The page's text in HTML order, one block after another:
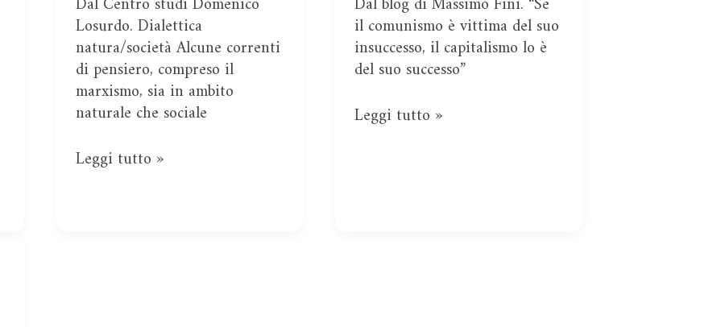
Losurdo. Dialettica
natura/società Alcune correnti
di pensiero, compreso il
marxismo, sia in ambito
naturale che sociale
la
natura
Leggi tutto »
il comunismo è vittima del suo
insuccesso, il capitalismo lo è
del suo successo”
Leggi tutto »